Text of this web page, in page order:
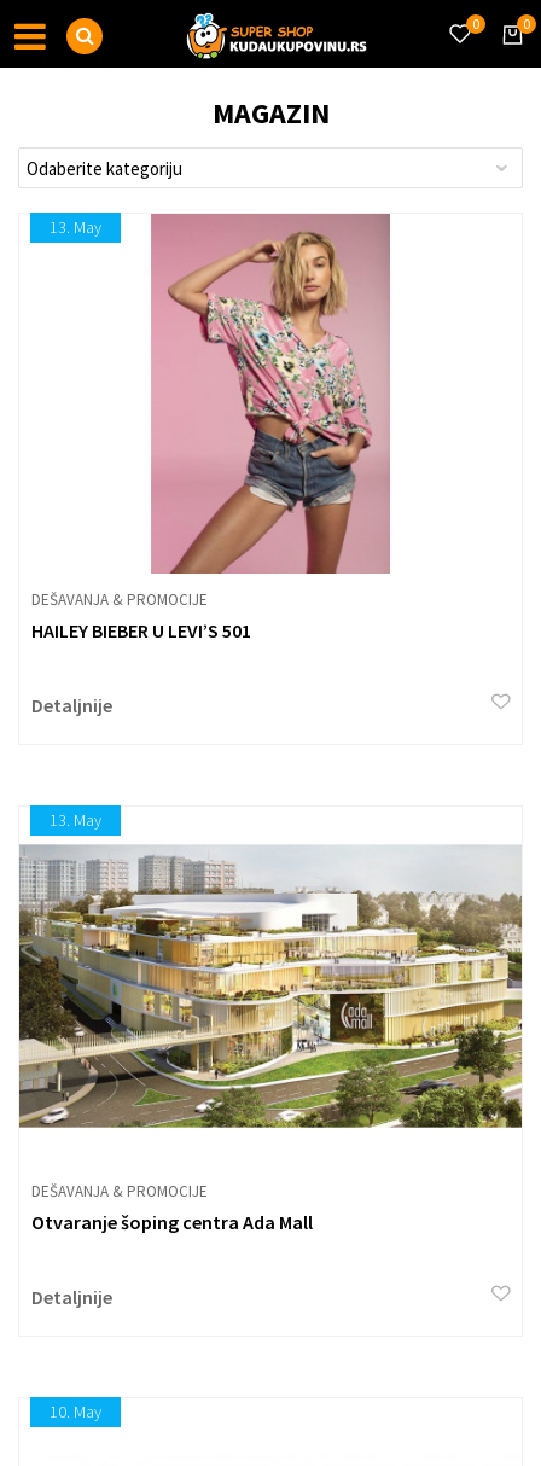
0
0
MAGAZIN
13. May
DEŠAVANJA & PROMOCIJE
HAILEY BIEBER U LEVI’S 501
Detaljnije
13. May
DEŠAVANJA & PROMOCIJE
Otvaranje šoping centra Ada Mall
Detaljnije
10. May